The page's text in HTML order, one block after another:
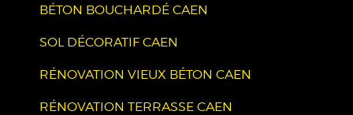
BÉTON BOUCHARDÉ CAEN
SOL DÉCORATIF CAEN
RÉNOVATION VIEUX BÉTON CAEN
RÉNOVATION TERRASSE CAEN